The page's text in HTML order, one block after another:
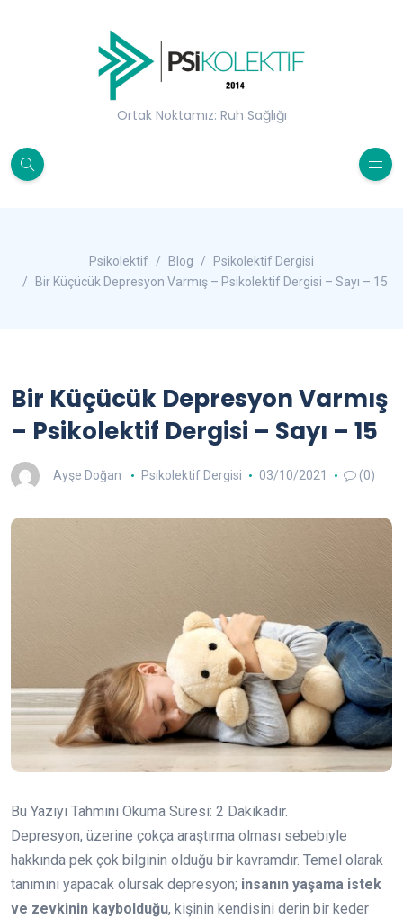
Ortak Noktamız: Ruh Sağlığı
Psikolektif Blog
Psikolektif Dergisi
Bir Küçücük Depresyon Varmış – Psikolektif Dergisi – Sayı – 15
Bir Küçücük Depresyon Varmış
– Psikolektif Dergisi – Sayı – 15
Ayşe Doğan Psikolektif Dergisi 03/10/2021 (0)
Bu Yazıyı Tahmini Okuma Süresi: 2 Dakikadır.
Depresyon, üzerine çokça araştırma olması sebebiyle
hakkında pek çok bilginin olduğu bir kavramdır. Temel olarak
tanımını yapacak olursak depresyon; insanın yaşama istek
ve zevkinin kaybolduğu, kişinin kendisini derin bir keder